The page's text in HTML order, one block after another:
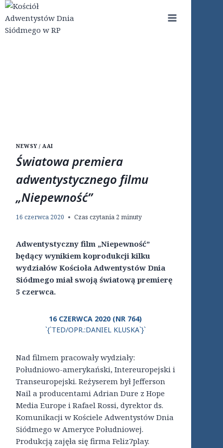
Przejdź
do
treści
NEWSY / AAI
Światowa premiera
adwentystycznego filmu
„Niepewność”
16 czerwca 2020 Czas czytania 2 minuty
Adwentystyczny film „Niepewność”
będący wynikiem koprodukcji kilku
wydziałów Kościoła Adwentystów Dnia
Siódmego miał swoją światową premierę
5 czerwca.
16 CZERWCA 2020 (NR 764)
`{`TED/OPR.:DANIEL KLUSKA`}`
Nad filmem pracowały wydziały:
Południowo-amerykański, Intereuropejski i
Transeuropejski. Reżyserem był Jefferson
Nail a producentami Adrian Dure z Hope
Media Europe i Rafael Rossi, dyrektor ds.
Komunikacji w Kościele Adwentystów Dnia
Siódmego w Ameryce Południowej.
Produkcją zajęła się firma Feliz7play.